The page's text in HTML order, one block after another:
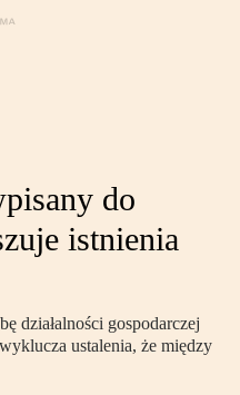
do
istnienia
działalności gospodarczej
ustalenia, że między